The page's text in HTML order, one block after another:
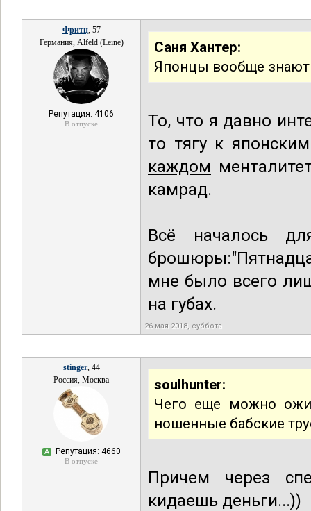
Фритц, 57
Германия, Alfeld (Leine)
Репутация: 4106
В отпуске
Саня Хантер:
Японцы вообще знают
То, что я давно
то тягу к
каждом
камрад.
Всё началось
мне было всего
на губах.
26 мая 2018, суббота
stinger, 44
Россия, Москва
А Репутация: 4660
В отпуске
soulhunter:
Чего еще можно
ношенные бабские
Причем через
кидаешь деньги...))